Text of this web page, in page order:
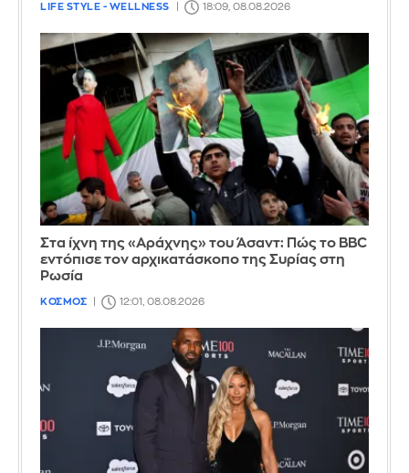
LIFE STYLE - WELLNESS 18:09, 08.08.2026
Στα ίχνη της «Αράχνης» του Άσαντ: Πώς το BBC
εντόπισε τον αρχικατάσκοπο της Συρίας στη
Ρωσία
ΚΟΣΜΟΣ 12:01, 08.08.2026